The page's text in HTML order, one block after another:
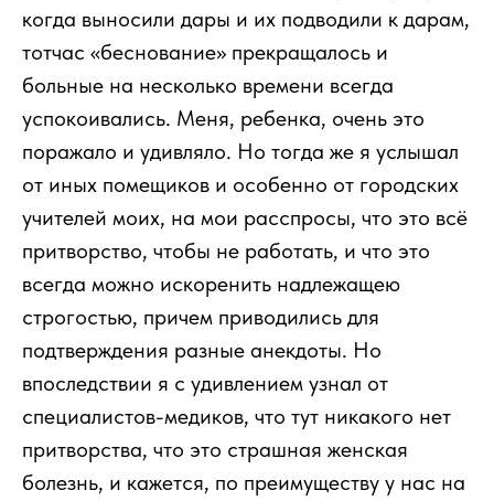
когда выносили дары и их подводили к дарам,
тотчас «беснование» прекращалось и
больные на несколько времени всегда
успокоивались. Меня, ребенка, очень это
поражало и удивляло. Но тогда же я услышал
от иных помещиков и особенно от городских
учителей моих, на мои расспросы, что это всё
притворство, чтобы не работать, и что это
всегда можно искоренить надлежащею
строгостью, причем приводились для
подтверждения разные анекдоты. Но
впоследствии я с удивлением узнал от
специалистов-медиков, что тут никакого нет
притворства, что это страшная женская
болезнь, и кажется, по преимуществу у нас на